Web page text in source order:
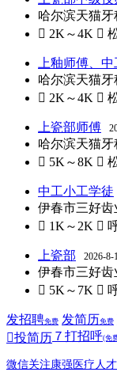
哈尔滨天猫牙
 2K～4K 
上釉师傅、中
哈尔滨天猫牙
 2K～4K 
上瓷部师傅
哈尔滨天猫牙
 5K～8K 
中工小工学徒
伊春市三好齿
 1K～2K 
上瓷部 2026-8-
伊春市三好齿
 5K～7K 
发招聘免费 发简历免费
投简历 ７ 打招呼(免
微信关注康强医疗人才